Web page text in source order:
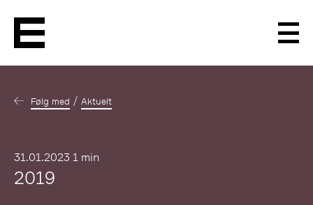
Følg med Aktuelt
31.01.2023 1 min
2019